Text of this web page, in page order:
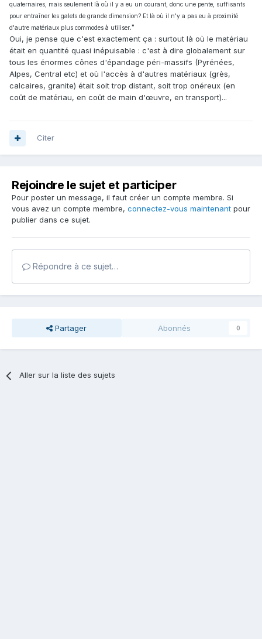
quaternaires, mais seulement là où il y a eu un courant, donc une pente, suffisants
pour entraîner les galets de grande dimension? Et là où il n'y a pas eu à proximité
d'autre matériaux plus commodes à utiliser."
Oui, je pense que c'est exactement ça : surtout là où le matériau
était en quantité quasi inépuisable : c'est à dire globalement sur
tous les énormes cônes d'épandage péri-massifs (Pyrénées,
Alpes, Central etc) et où l'accès à d'autres matériaux (grès,
calcaires, granite) était soit trop distant, soit trop onéreux (en
coût de matériau, en coût de main d'œuvre, en transport)...
Citer
Rejoindre le sujet et participer
Pour poster un message, il faut créer un compte membre. Si
vous avez un compte membre, connectez-vous maintenant pour
publier dans ce sujet.
Répondre à ce sujet…
Partager Abonnés 0
Aller sur la liste des sujets